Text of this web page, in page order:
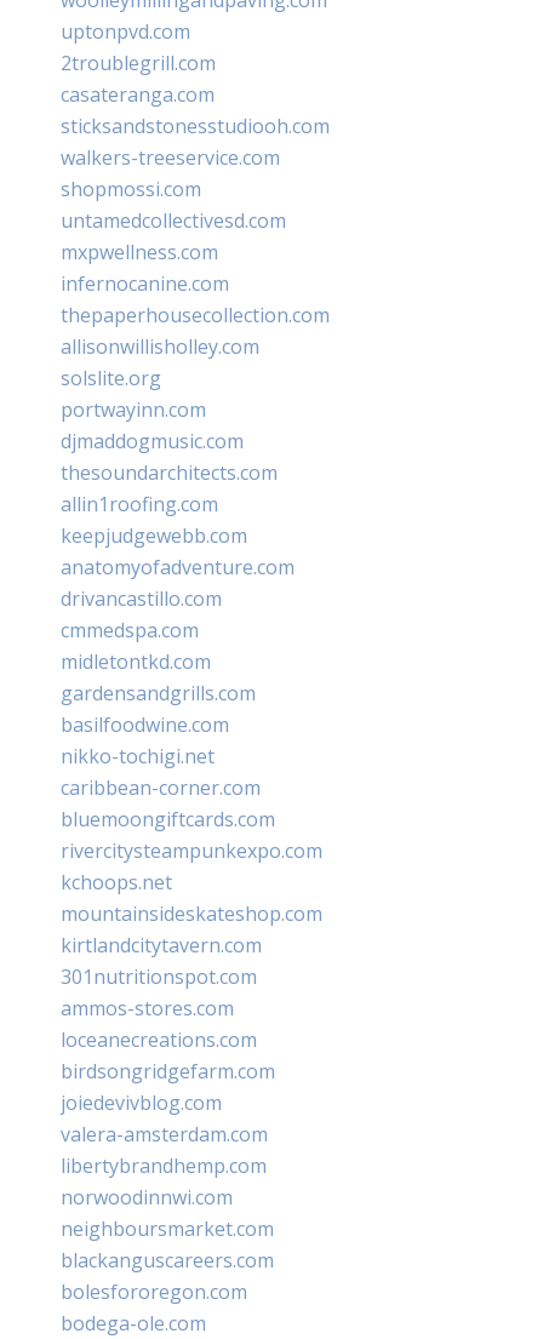
uptonpvd.com
2troublegrill.com
casateranga.com
sticksandstonesstudiooh.com
walkers-treeservice.com
shopmossi.com
untamedcollectivesd.com
mxpwellness.com
infernocanine.com
thepaperhousecollection.com
allisonwillisholley.com
solslite.org
portwayinn.com
djmaddogmusic.com
thesoundarchitects.com
allin1roofing.com
keepjudgewebb.com
anatomyofadventure.com
drivancastillo.com
cmmedspa.com
midletontkd.com
gardensandgrills.com
basilfoodwine.com
nikko-tochigi.net
caribbean-corner.com
bluemoongiftcards.com
rivercitysteampunkexpo.com
kchoops.net
mountainsideskateshop.com
kirtlandcitytavern.com
301nutritionspot.com
ammos-stores.com
loceanecreations.com
birdsongridgefarm.com
joiedevivblog.com
valera-amsterdam.com
libertybrandhemp.com
norwoodinnwi.com
neighboursmarket.com
blackanguscareers.com
bolesfororegon.com
bodega-ole.com